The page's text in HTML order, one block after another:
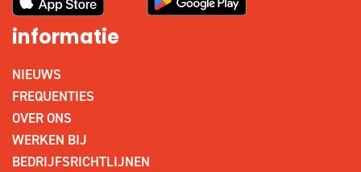
informatie
NIEUWS
FREQUENTIES
OVER ONS
WERKEN BIJ
BEDRIJFSRICHTLIJNEN